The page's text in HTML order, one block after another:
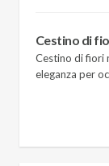
Cestino di
Cestino di fiori
eleganza per